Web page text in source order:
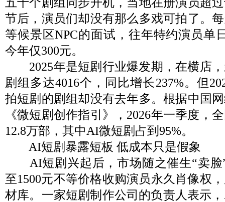
节后，演员们却没有那么多戏可拍了。
等候景区NPC的面试，往年特约演员单
今年仅300元。
2025年是短剧行业爆发期，在横店，
剧组多达4016个，同比增长237%。但
拍短剧的剧组却没有去年多。根据中国
《微短剧创作指引》，2026年一季度，
12.8万部，其中AI微短剧占到95%。
AI短剧暴露短板 低成本只是假象
AI短剧兴起后，市场随之催生“卖脸
至1500元不等价格收购演员永久肖像权
材库。一家短剧制作公司的负责人表示